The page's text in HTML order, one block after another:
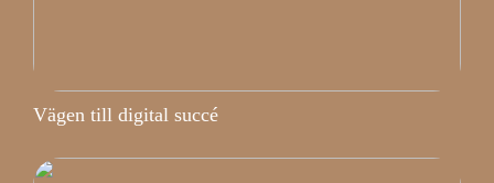
Vägen till digital succé